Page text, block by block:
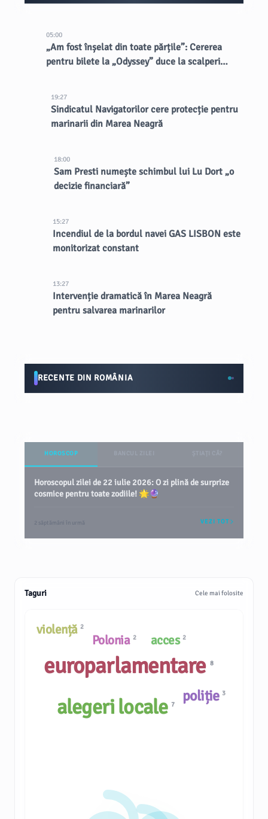
05:00
„Am fost înșelat din toate părțile”: Cererea
pentru bilete la „Odyssey” duce la scalperi
19:27
Sindicatul Navigatorilor cere protecție pentru
marinarii din Marea Neagră
18:00
Sam Presti numește schimbul lui Lu Dort „o
decizie financiară”
15:27
Incendiul de la bordul navei GAS LISBON este
monitorizat constant
13:27
Intervenție dramatică în Marea Neagră
pentru salvarea marinarilor
RECENTE DIN ROMÂNIA
HOROSCOP
Horoscopul zilei de 22 iulie 2026: O zi plină de surprize
cosmice pentru toate zodiile! 🌟🔮
2 săptămâni în urmă VEZI TOT
Taguri Cele mai folosite
acces 2
violență 2
europarlamentare8
Polonia 2
alegeri locale7 poliție 3